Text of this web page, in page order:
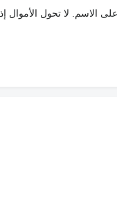
الاسم. لا تحول